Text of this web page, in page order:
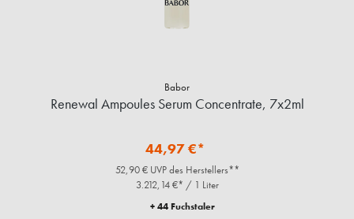
Babor
Renewal Ampoules Serum Concentrate, 7x2ml
44,97 €*
52,90 € UVP des Herstellers**
3.212,14 €* / 1 Liter
+ 44 Fuchstaler